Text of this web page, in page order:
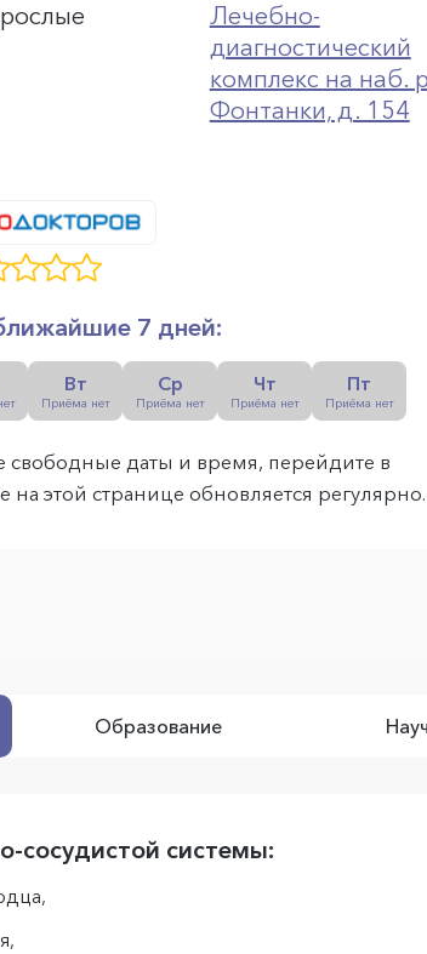
Лечебно-
диагностический
комплекс на наб.
Фонтанки, д. 154
7 дней:
Вт
Приёма нет
Ср
Приёма нет
Чт
Приёма нет
Пт
Приёма нет
свободные даты и время, перейдите в
на этой странице обновляется регулярно.
Образование
сосудистой системы: